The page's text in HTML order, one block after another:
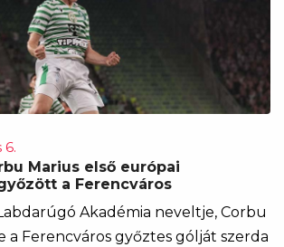
6.
Marius első európai
a Ferencváros
Akadémia neveltje, Corbu
a Ferencváros győztes gólját szerda